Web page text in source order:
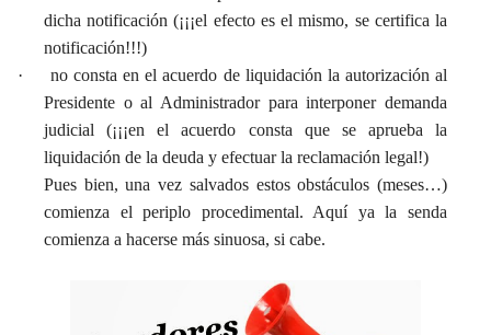
dicha notificación (¡¡¡el efecto es el mismo, se certifica la
notificación!!!)
·
no consta en el acuerdo de liquidación la autorización al
Presidente o al Administrador para interponer demanda
judicial (¡¡¡en el acuerdo consta que se aprueba la
liquidación de la deuda y efectuar la reclamación legal!)
Pues bien, una vez salvados estos obstáculos (meses…)
comienza el periplo procedimental. Aquí ya la senda
comienza a hacerse más sinuosa, si cabe.